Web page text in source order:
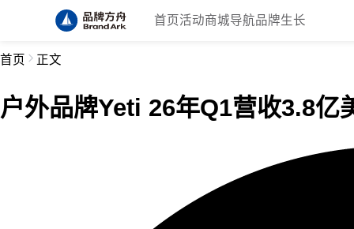
首页 活动商城导航品牌生长
首页 正文
户外品牌Yeti 26年Q1营收3.8亿